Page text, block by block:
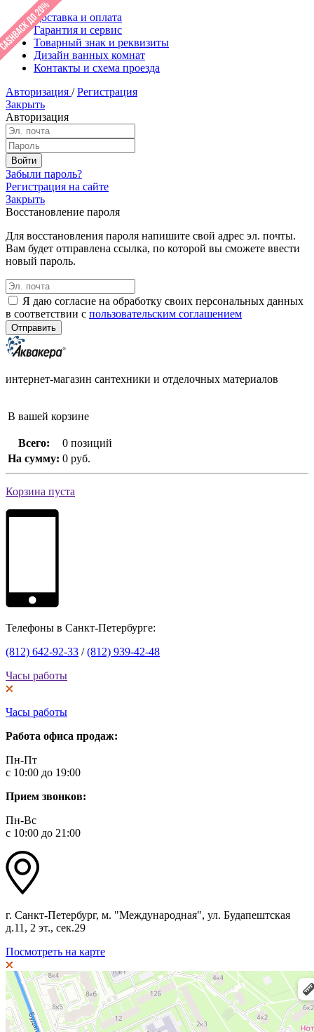
Доставка и оплата
Гарантия и сервис
Товарный знак и реквизиты
Дизайн ванных комнат
Контакты и схема проезда
Авторизация / Регистрация
Закрыть
Авторизация
Забыли пароль?
Регистрация на сайте
Закрыть
Восстановление пароля
Для восстановления пароля напишите свой адрес эл. почты.
Вам будет отправлена ссылка, по которой вы сможете ввести
новый пароль.
Я даю согласие на обработку своих персональных данных
в соответствии с пользовательским соглашением
интернет-магазин сантехники и отделочных материалов
В вашей корзине
Всего:
0 позиций
На сумму: 0 руб.
Корзина пуста
Телефоны в Санкт-Петербурге:
(812) 642-92-33 /(812) 939-42-48
Часы работы
Часы работы
Работа офиса продаж:
Пн-Пт
с 10:00 до 19:00
Прием звонков:
Пн-Вс
с 10:00 до 21:00
г. Санкт-Петербург, м. "Международная", ул. Будапештская
д.11, 2 эт., сек.29
Посмотреть на карте